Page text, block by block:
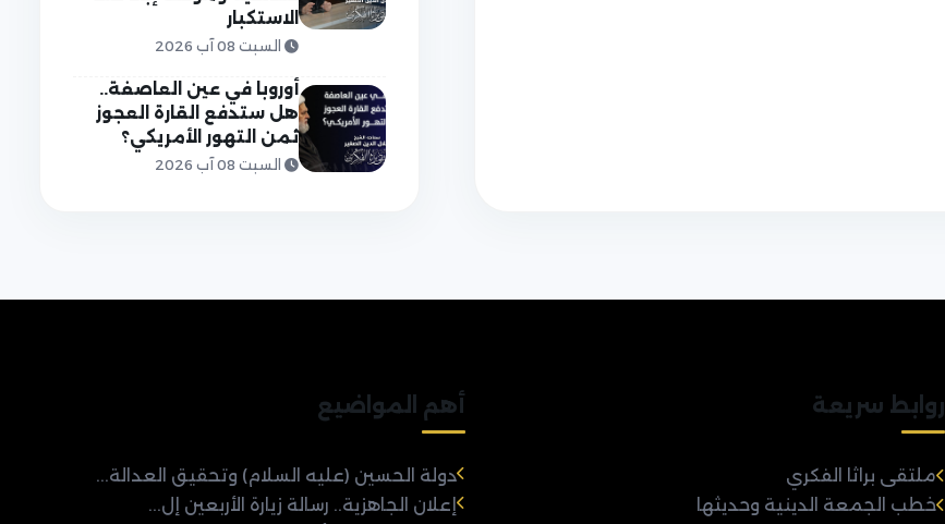
الاستكبار
السبت 08 آب 2026
أوروبا في عين العاصفة..
هل ستدفع القارة العجوز
ثمن التهور الأمريكي؟
السبت 08 آب 2026
روابط سريعة
ملتقى براثا الفكري
خطب الجمعة الدينية وحديثها
أهم المواضيع
دولة الحسين (عليه السلام) وتحقيق العدالة...
إعلان الجاهزية.. رسالة زيارة الأربعين إل...